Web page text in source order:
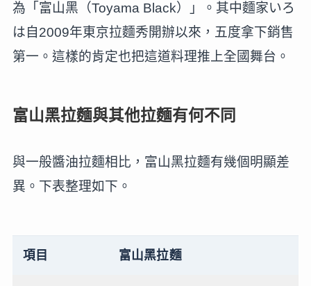
為「富山黑（Toyama Black）」。其中麵家いろ
は自2009年東京拉麵秀開辦以來，五度拿下銷售
第一。這樣的肯定也把這道料理推上全國舞台。
富山黑拉麵與其他拉麵有何不同
與一般醬油拉麵相比，富山黑拉麵有幾個明顯差
異。下表整理如下。
項目 富山黑拉麵